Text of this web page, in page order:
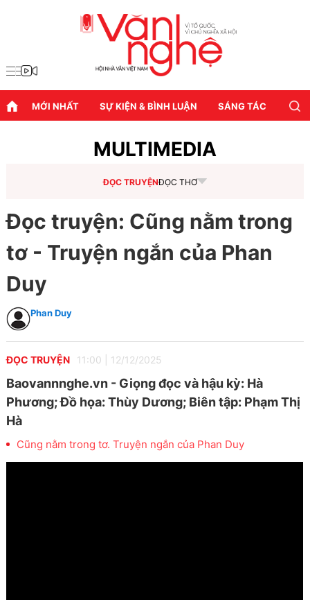
MỚI NHẤT SỰ KIỆN & BÌNH LUẬN SÁNG TÁC
MULTIMEDIA
ĐỌC TRUYỆNĐỌC THƠ
Đọc truyện: Cũng nằm trong
tơ - Truyện ngắn của Phan
Duy
Phan Duy
ĐỌC TRUYỆN 11:00 12/12/2025
Baovannnghe.vn - Giọng đọc và hậu kỳ: Hà
Phương; Đồ họa: Thùy Dương; Biên tập: Phạm Thị
Hà
Cũng nằm trong tơ. Truyện ngắn của Phan Duy